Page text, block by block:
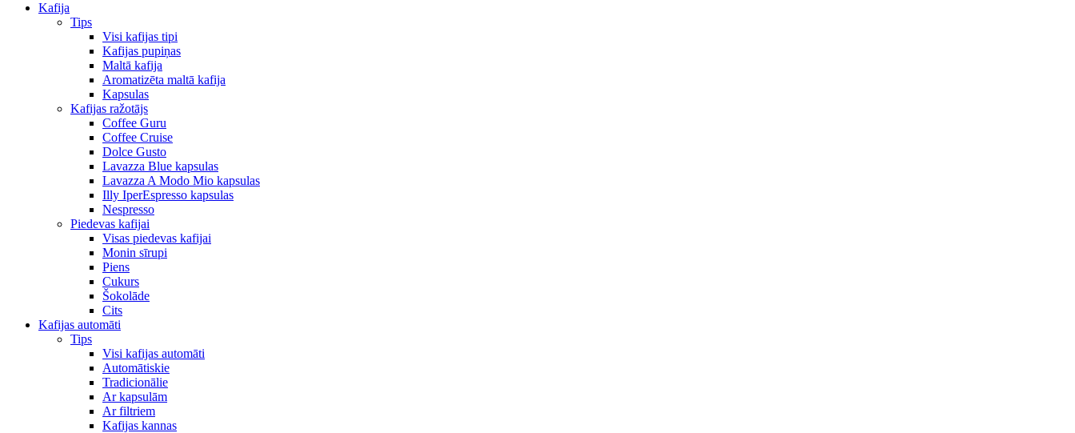
Kafija
Tips
Visi kafijas tipi
Kafijas pupiņas
Maltā kafija
Aromatizēta maltā kafija
Kapsulas
Kafijas ražotājs
Coffee Guru
Coffee Cruise
Dolce Gusto
Lavazza Blue kapsulas
Lavazza A Modo Mio kapsulas
Illy IperEspresso kapsulas
Nespresso
Piedevas kafijai
Visas piedevas kafijai
Monin sīrupi
Piens
Cukurs
Šokolāde
Cits
Kafijas automāti
Tips
Visi kafijas automāti
Automātiskie
Tradicionālie
Ar kapsulām
Ar filtriem
Kafijas kannas